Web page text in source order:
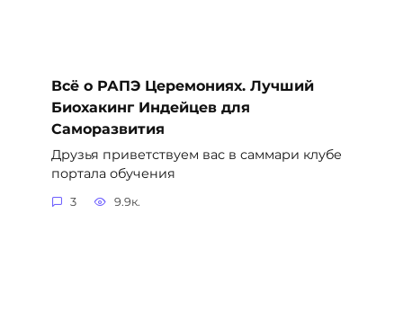
Всё о РАПЭ Церемониях. Лучший
Биохакинг Индейцев для
Саморазвития
Друзья приветствуем вас в саммари клубе
портала обучения
3 9.9к.